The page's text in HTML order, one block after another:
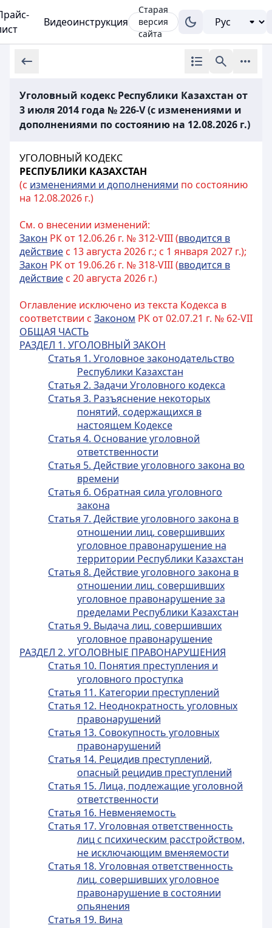
Видеоинструкция
Старая
версия
сайта
Уголовный кодекс Республики Казахстан от
3 июля 2014 года № 226-V (с изменениями и
дополнениями по состоянию на 12.08.2026 г.)
УГОЛОВНЫЙ КОДЕКС
РЕСПУБЛИКИ КАЗАХСТАН
(с изменениями и дополнениями по состоянию
на 12.08.2026 г.)
См. о внесении изменений:
Закон РК от 12.06.26 г. № 312-VIII (вводится в
действие с 13 августа 2026 г.; с 1 января 2027 г.);
Закон РК от 19.06.26 г. № 318-VIII (вводится в
действие с 20 августа 2026 г.)
Оглавление исключено из текста Кодекса в
соответствии с Законом РК от 02.07.21 г. № 62-VII
ОБЩАЯ ЧАСТЬ
РАЗДЕЛ 1. УГОЛОВНЫЙ ЗАКОН
Статья 1. Уголовное законодательство
Республики Казахстан
Статья 2. Задачи Уголовного кодекса
Статья 3. Разъяснение некоторых
понятий, содержащихся в
настоящем Кодексе
Статья 4. Основание уголовной
ответственности
Статья 5. Действие уголовного закона во
времени
Статья 6. Обратная сила уголовного
закона
Статья 7. Действие уголовного закона в
отношении лиц, совершивших
уголовное правонарушение на
территории Республики Казахстан
Статья 8. Действие уголовного закона в
отношении лиц, совершивших
уголовное правонарушение за
пределами Республики Казахстан
Статья 9. Выдача лиц, совершивших
уголовное правонарушение
РАЗДЕЛ 2. УГОЛОВНЫЕ ПРАВОНАРУШЕНИЯ
Статья 10. Понятия преступления и
уголовного проступка
Статья 11. Категории преступлений
Статья 12. Неоднократность уголовных
правонарушений
Статья 13. Совокупность уголовных
правонарушений
Статья 14. Рецидив преступлений,
опасный рецидив преступлений
Статья 15. Лица, подлежащие уголовной
ответственности
Статья 16. Невменяемость
Статья 17. Уголовная ответственность
лиц с психическим расстройством,
не исключающим вменяемости
Статья 18. Уголовная ответственность
лиц, совершивших уголовное
правонарушение в состоянии
опьянения
Статья 19. Вина